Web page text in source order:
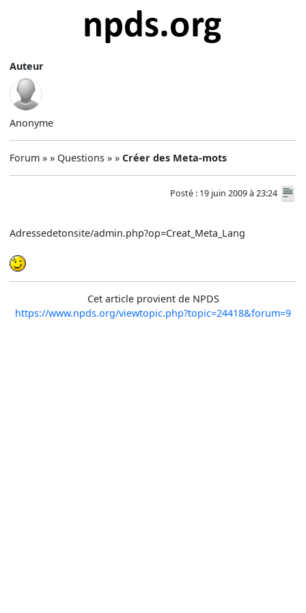
Auteur
Anonyme
Forum » » Questions » »Créer des Meta-mots
Posté : 19 juin 2009 à 23:24
Adressedetonsite/admin.php?op=Creat_Meta_Lang
Cet article provient de NPDS
https://www.npds.org/viewtopic.php?topic=24418&forum=9